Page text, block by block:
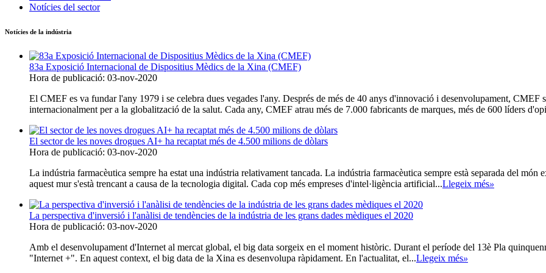
Notícies del sector
Notícies de la indústria
83a Exposició Internacional de Dispositius Mèdics de la Xina (CMEF)
Hora de publicació: 03-nov-2020
El CMEF es va fundar l'any 1979 i se celebra dues vegades l'any. Després de més de 40 anys d'innovació i desenvolupament, CMEF
internacionalment per a la globalització de la salut. Cada any, CMEF atrau més de 7.000 fabricants de marques, més de 600 líders
El sector de les noves drogues AI+ ha recaptat més de 4.500 milions de dòlars
Hora de publicació: 03-nov-2020
La indústria farmacèutica sempre ha estat una indústria relativament tancada. La indústria farmacèutica sempre està separada del
aquest mur s'està trencant a causa de la tecnologia digital. Cada cop més empreses d'intel·ligència artificial...Llegeix més»
La perspectiva d'inversió i l'anàlisi de tendències de la indústria de les grans dades mèdiques el 2020
Hora de publicació: 03-nov-2020
Amb el desenvolupament d'Internet al mercat global, el big data sorgeix en el moment històric. Durant el període del 13è Pla
"Internet +". En aquest context, el big data de la Xina es desenvolupa ràpidament. En l'actualitat, el...Llegeix més»